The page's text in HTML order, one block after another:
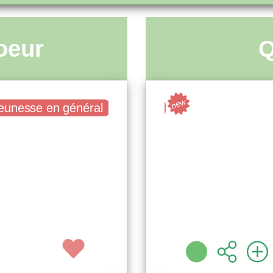
en général
- 2014 )
Livre Adulte. grand public
médicis
DE BERNARD
( Évreux - 2009 )
new